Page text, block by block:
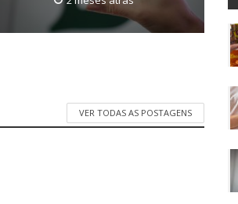
VER TODAS AS POSTAGENS